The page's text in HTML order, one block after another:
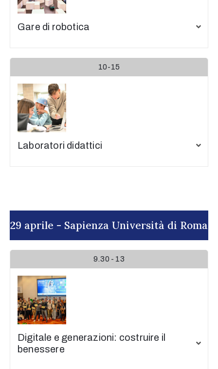
Gare di robotica
10-15
Laboratori didattici
29 aprile - Sapienza Università di Roma
9.30 - 13
Digitale e generazioni: costruire il
benessere